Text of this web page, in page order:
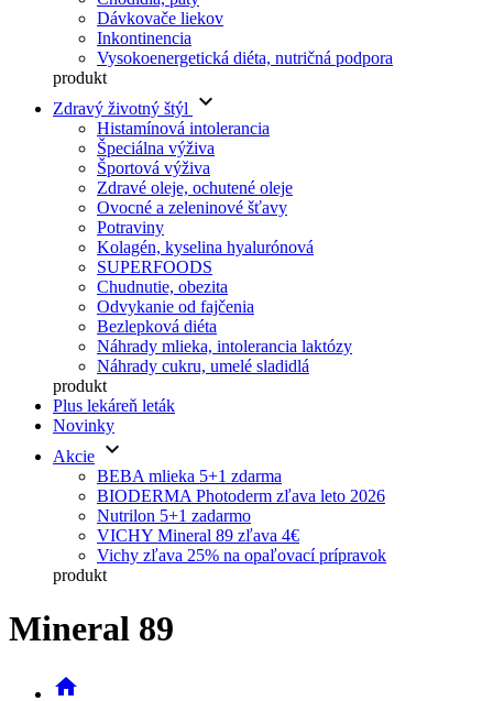
Dávkovače liekov
Inkontinencia
Vysokoenergetická diéta, nutričná podpora
produkt
Zdravý životný štýl
keyboard_arrow_down
Histamínová intolerancia
Špeciálna výživa
Športová výživa
Zdravé oleje, ochutené oleje
Ovocné a zeleninové šťavy
Potraviny
Kolagén, kyselina hyalurónová
SUPERFOODS
Chudnutie, obezita
Odvykanie od fajčenia
Bezlepková diéta
Náhrady mlieka, intolerancia laktózy
Náhrady cukru, umelé sladidlá
produkt
Plus lekáreň leták
Novinky
Akcie keyboard_arrow_down
BEBA mlieka 5+1 zdarma
BIODERMA Photoderm zľava leto 2026
Nutrilon 5+1 zadarmo
VICHY Mineral 89 zľava 4€
Vichy zľava 25% na opaľovací prípravok
produkt
Mineral 89
home